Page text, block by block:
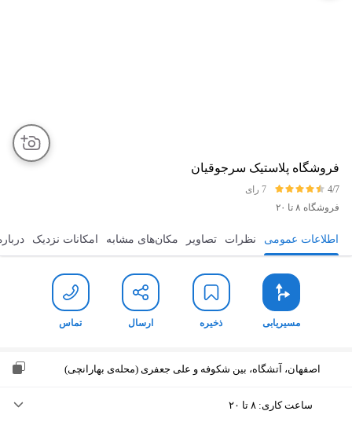
فروشگاه پلاستیک سرجوقیان
4/7
7 رای
فروشگاه ۸ تا ۲۰
مسیریابی ذخیره ارسال تماس اطلاعات عمومی نظرات تصاویر مکان‌های مشابه امکانات نزدیک
مسیریابی ذخیره ارسال تماس
اصفهان، آتشگاه، بین شکوفه و علی جعفری (محله‌ی بهارانچی)
ساعت کاری: ۸ تا ۲۰